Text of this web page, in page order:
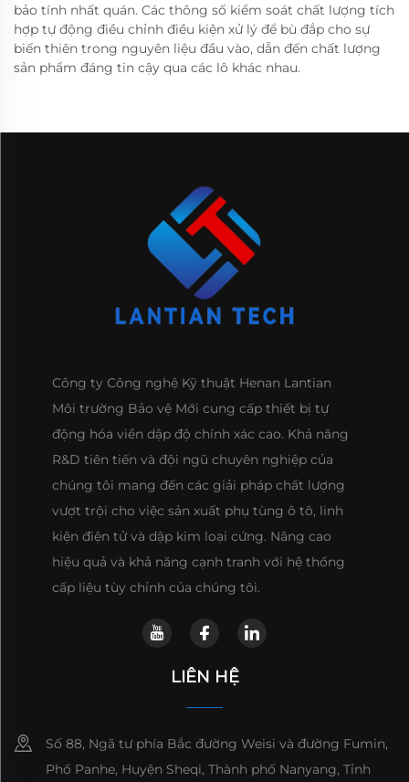
bảo tính nhất quán. Các thông số kiểm soát chất lượng tích
hợp tự động điều chỉnh điều kiện xử lý để bù đắp cho sự
biến thiên trong nguyên liệu đầu vào, dẫn đến chất lượng
sản phẩm đáng tin cậy qua các lô khác nhau.
Công ty Công nghệ Kỹ thuật Henan Lantian
Môi trường Bảo vệ Mới cung cấp thiết bị tự
động hóa viền dập độ chính xác cao. Khả năng
R&D tiên tiến và đội ngũ chuyên nghiệp của
chúng tôi mang đến các giải pháp chất lượng
vượt trội cho việc sản xuất phụ tùng ô tô, linh
kiện điện tử và dập kim loại cứng. Nâng cao
hiệu quả và khả năng cạnh tranh với hệ thống
cấp liệu tùy chỉnh của chúng tôi.
LIÊN HỆ
Số 88, Ngã tư phía Bắc đường Weisi và đường Fumin,
Phố Panhe, Huyện Sheqi, Thành phố Nanyang, Tỉnh